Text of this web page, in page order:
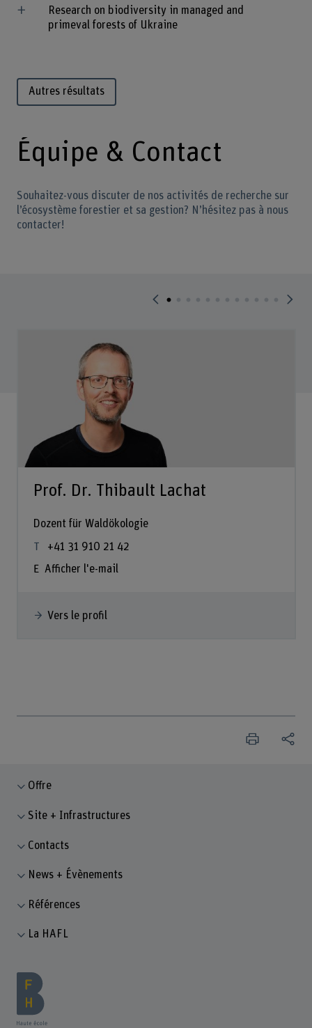
Research on biodiversity in managed and
primeval forests of Ukraine
Autres résultats
Équipe & Contact
Souhaitez-vous discuter de nos activités de recherche sur
l’écosystème forestier et sa gestion? N’hésitez pas à nous
contacter!
Prof. Dr. Thibault Lachat
Dozent für Waldökologie
+41 31 910 21 42
Afficher l'e-mail
Vers le profil
Offre
Site + Infrastructures
Contacts
News + Évènements
Références
La HAFL